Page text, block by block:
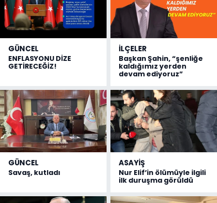
GÜNCEL
ENFLASYONU DİZE
GETİRECEĞİZ!
İLÇELER
Başkan Şahin, “şenliğe
kaldığımız yerden
devam ediyoruz”
GÜNCEL
Savaş, kutladı
ASAYİŞ
Nur Elif’in ölümüyle ilgili
ilk duruşma görüldü